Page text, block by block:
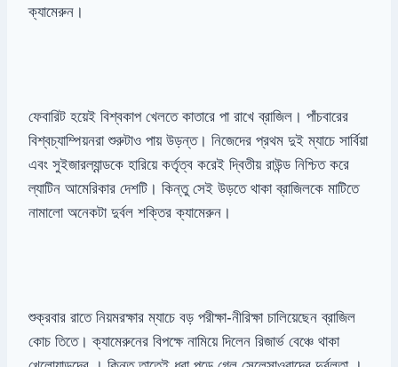
ক্যামেরুন।
ফেবারিট হয়েই বিশ্বকাপ খেলতে কাতারে পা রাখে ব্রাজিল। পাঁচবারের
বিশ্বচ্যাম্পিয়নরা শুরুটাও পায় উড়ন্ত। নিজেদের প্রথম দুই ম্যাচে সার্বিয়া
এবং সুইজারল্যান্ডকে হারিয়ে কর্তৃত্ব করেই দ্বিতীয় রাউন্ড নিশ্চিত করে
ল্যাটিন আমেরিকার দেশটি। কিন্তু সেই উড়তে থাকা ব্রাজিলকে মাটিতে
নামালো অনেকটা দুর্বল শক্তির ক্যামেরুন।
শুক্রবার রাতে নিয়মরক্ষার ম্যাচে বড় পরীক্ষা-নীরিক্ষা চালিয়েছেন ব্রাজিল
কোচ তিতে। ক্যামেরুনের বিপক্ষে নামিয়ে দিলেন রিজার্ভ বেঞ্চে থাকা